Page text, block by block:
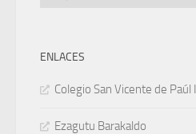
ENLACES
Colegio San Vicente de
Ezagutu Barakaldo